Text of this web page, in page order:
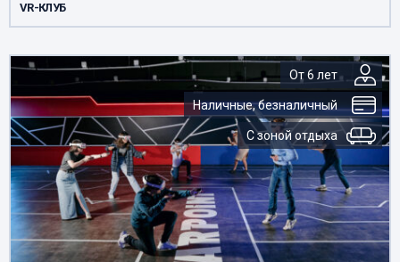
VR-КЛУБ
От 6 лет
Наличные, безналичный
С зоной отдыха